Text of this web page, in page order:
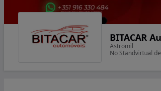
BITACAR
Astromil
No Standvirtual